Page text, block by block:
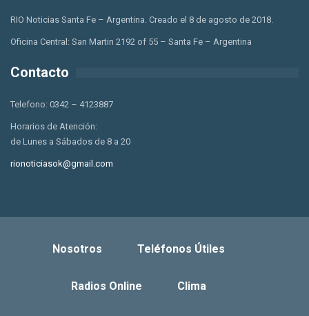
RIO Noticias Santa Fe – Argentina. Creado el 8 de agosto de 2018.
Oficina Central: San Martin 2192 of 55 – Santa Fe – Argentina
Contacto
Telefono: 0342 – 4123887
Horarios de Atención:
de Lunes a Sábados de 8 a 20
rionoticiasok@gmail.com
Nosotros Teléfonos Útiles
Radios Online Clima